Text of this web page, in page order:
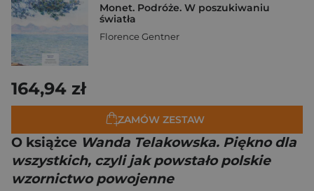
Monet. Podróże. W poszukiwaniu
światła
Florence Gentner
164,94 zł
ZAMÓW ZESTAW
O książce Wanda Telakowska. Piękno dla
wszystkich, czyli jak powstało polskie
wzornictwo powojenne